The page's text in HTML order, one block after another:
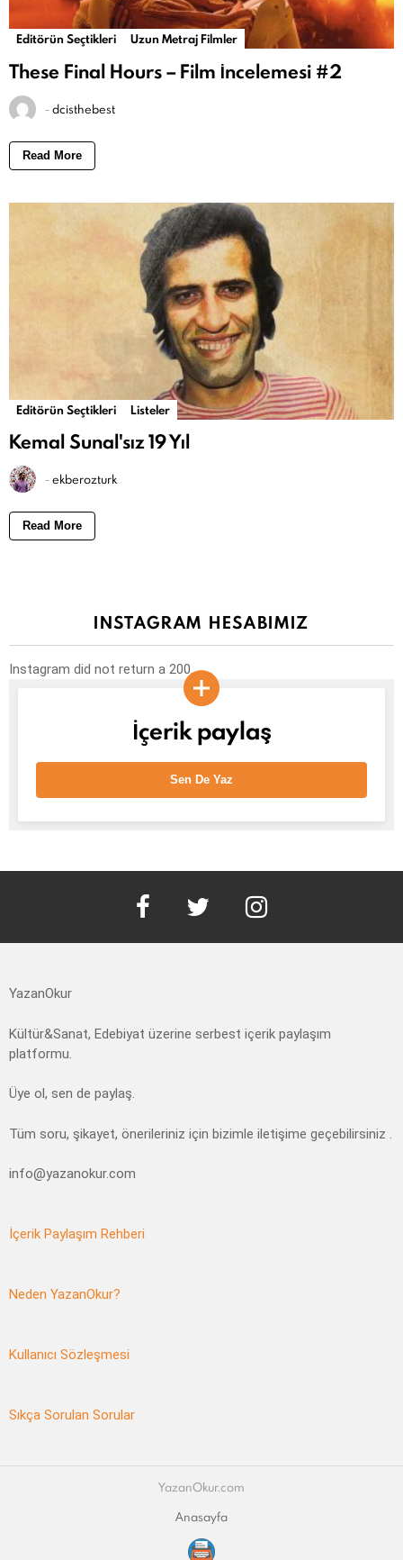
Editörün Seçtikleri Uzun Metraj Filmler
These Final Hours – Film İncelemesi #2
-dcisthebest
Read More
Editörün Seçtikleri Listeler
Kemal Sunal'sız 19 Yıl
-ekberozturk
Read More
INSTAGRAM HESABIMIZ
Instagram did not return a 200.
İçerik paylaş
Sen De Yaz
YazanOkur
Kültür&Sanat, Edebiyat üzerine serbest içerik paylaşım
platformu.
Üye ol, sen de paylaş.
Tüm soru, şikayet, önerileriniz için bizimle iletişime geçebilirsiniz .
info@yazanokur.com
İçerik Paylaşım Rehberi
Neden YazanOkur?
Kullanıcı Sözleşmesi
Sıkça Sorulan Sorular
YazanOkur.com
Anasayfa